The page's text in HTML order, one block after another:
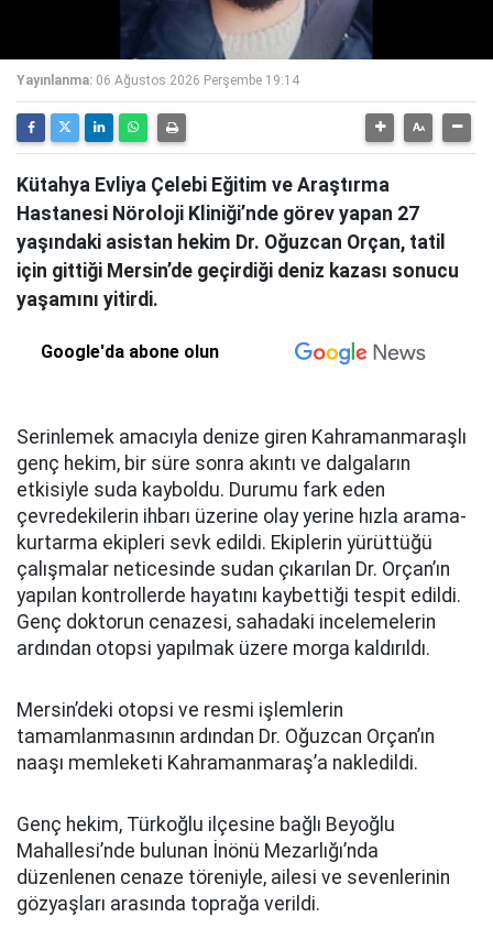
Yayınlanma: 06 Ağustos 2026 Perşembe 19:14
Kütahya Evliya Çelebi Eğitim ve Araştırma
Hastanesi Nöroloji Kliniği’nde görev yapan 27
yaşındaki asistan hekim Dr. Oğuzcan Orçan, tatil
için gittiği Mersin’de geçirdiği deniz kazası sonucu
yaşamını yitirdi.
Google'da abone olun
Serinlemek amacıyla denize giren Kahramanmaraşlı
genç hekim, bir süre sonra akıntı ve dalgaların
etkisiyle suda kayboldu. Durumu fark eden
çevredekilerin ihbarı üzerine olay yerine hızla arama-
kurtarma ekipleri sevk edildi. Ekiplerin yürüttüğü
çalışmalar neticesinde sudan çıkarılan Dr. Orçan’ın
yapılan kontrollerde hayatını kaybettiği tespit edildi.
Genç doktorun cenazesi, sahadaki incelemelerin
ardından otopsi yapılmak üzere morga kaldırıldı.
Mersin’deki otopsi ve resmi işlemlerin
tamamlanmasının ardından Dr. Oğuzcan Orçan’ın
naaşı memleketi Kahramanmaraş’a nakledildi.
Genç hekim, Türkoğlu ilçesine bağlı Beyoğlu
Mahallesi’nde bulunan İnönü Mezarlığı’nda
düzenlenen cenaze töreniyle, ailesi ve sevenlerinin
gözyaşları arasında toprağa verildi.